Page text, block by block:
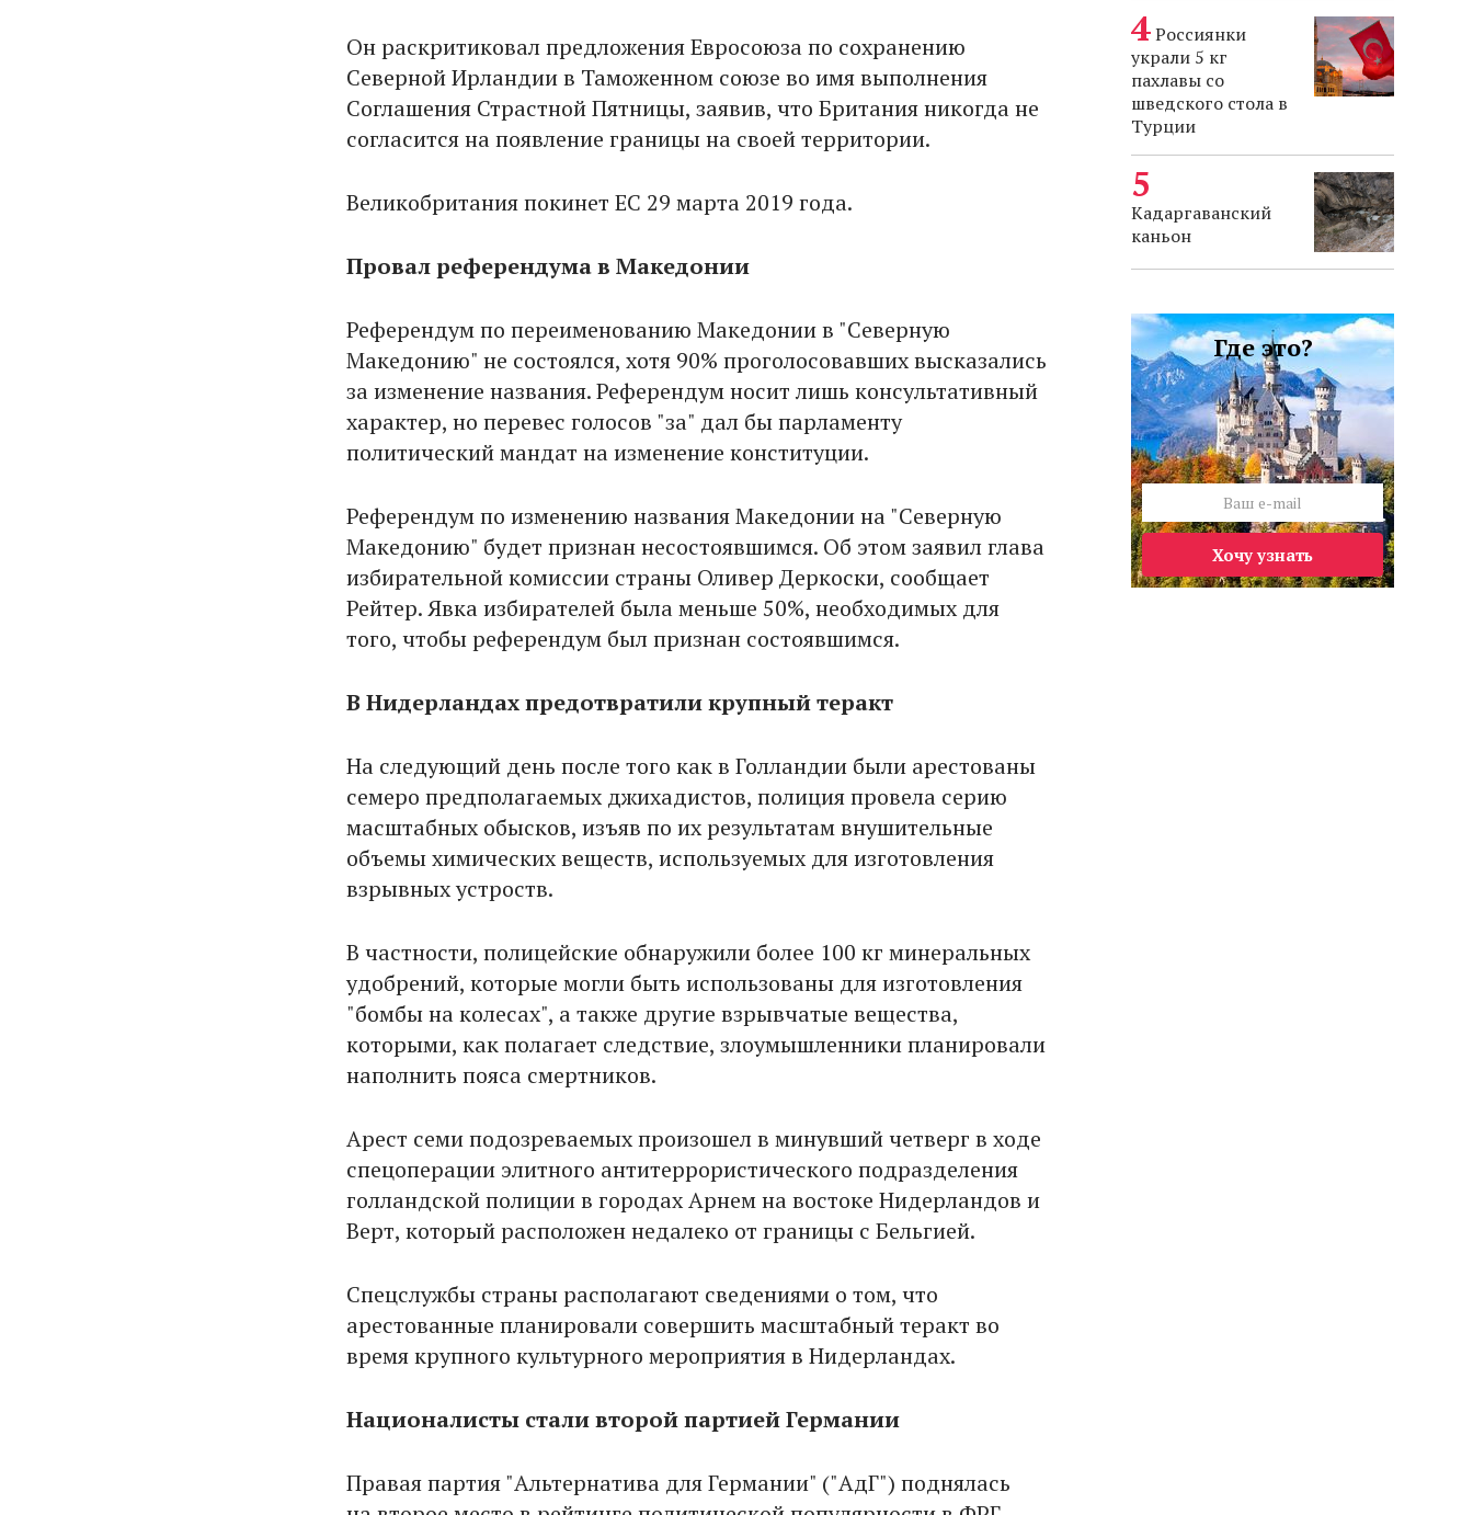
Он раскритиковал предложения Евросоюза по сохранению
Северной Ирландии в Таможенном союзе во имя выполнения
Соглашения Страстной Пятницы, заявив, что Британия никогда не
согласится на появление границы на своей территории.
Великобритания покинет ЕС 29 марта 2019 года.
Провал референдума в Македонии
Референдум по переименованию Македонии в "Северную
Македонию" не состоялся, хотя 90% проголосовавших высказались
за изменение названия. Референдум носит лишь консультативный
характер, но перевес голосов "за" дал бы парламенту
политический мандат на изменение конституции.
Референдум по изменению названия Македонии на "Северную
Македонию" будет признан несостоявшимся. Об этом заявил глава
избирательной комиссии страны Оливер Деркоски, сообщает
Рейтер. Явка избирателей была меньше 50%, необходимых для
того, чтобы референдум был признан состоявшимся.
В Нидерландах предотвратили крупный теракт
На следующий день после того как в Голландии были арестованы
семеро предполагаемых джихадистов, полиция провела серию
масштабных обысков, изъяв по их результатам внушительные
объемы химических веществ, используемых для изготовления
взрывных устроств.
В частности, полицейские обнаружили более 100 кг минеральных
удобрений, которые могли быть использованы для изготовления
"бомбы на колесах", а также другие взрывчатые вещества,
которыми, как полагает следствие, злоумышленники планировали
наполнить пояса смертников.
Арест семи подозреваемых произошел в минувший четверг в ходе
спецоперации элитного антитеррористического подразделения
голландской полиции в городах Арнем на востоке Нидерландов и
Верт, который расположен недалеко от границы с Бельгией.
Спецслужбы страны располагают сведениями о том, что
арестованные планировали совершить масштабный теракт во
время крупного культурного мероприятия в Нидерландах.
Националисты стали второй партией Германии
Правая партия "Альтернатива для Германии" ("АдГ") поднялась
Россиянки
украли 5 кг
пахлавы со
шведского стола в
Турции
Кадаргаванский
каньон
Где это?
Хочу узнать